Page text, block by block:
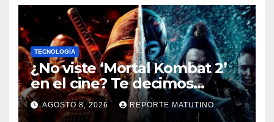
TECNOLOGÍA
¿No viste ‘Mortal Kombat 2’
en el cine? Te decimos
dónde verla en streaming
ahora mismo y te damos tres
AGOSTO 8, 2026 REPORTE MATUTINO